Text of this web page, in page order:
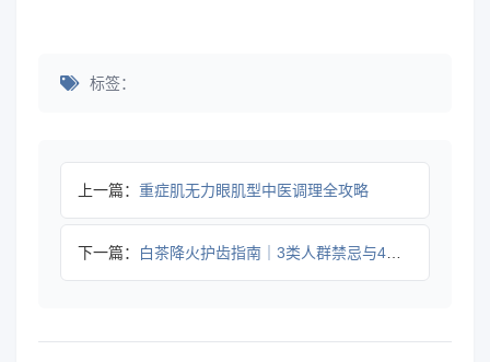
标签：
上一篇： 重症肌无力眼肌型中医调理全攻略
下一篇： 白茶降火护齿指南｜3类人群禁忌与4个饮用细节